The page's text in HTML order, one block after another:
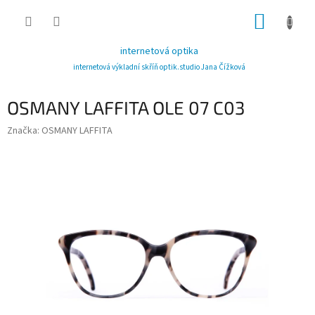
internetová optika
internetová výkladní skříň optik.studio Jana Čížková
OSMANY LAFFITA OLE 07 C03
Značka: OSMANY LAFFITA